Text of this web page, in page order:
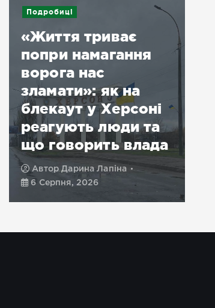
Подробиці
«Життя триває
попри намагання
ворога нас
зламати»: як на
блекаут у Херсоні
реагують люди та
що говорить влада
АвторДарина Лапіна
6 Серпня, 2026